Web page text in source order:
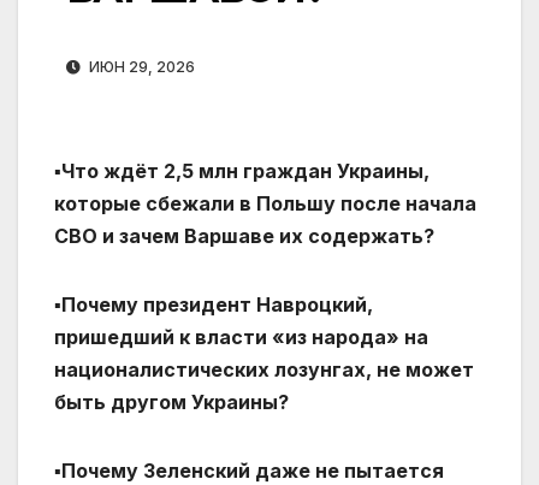
ИЮН 29, 2026
▪️Что ждёт 2,5 млн граждан Украины,
которые сбежали в Польшу после начала
СВО и зачем Варшаве их содержать?
▪️Почему президент Навроцкий,
пришедший к власти «из народа» на
националистических лозунгах, не может
быть другом Украины?
▪️Почему Зеленский даже не пытается